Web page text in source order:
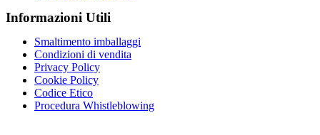
Informazioni Utili
Smaltimento imballaggi
Condizioni di vendita
Privacy Policy
Cookie Policy
Codice Etico
Procedura Whistleblowing